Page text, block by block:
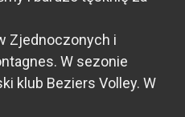
Zjednoczonych i
W sezonie
klub Beziers Volley. W